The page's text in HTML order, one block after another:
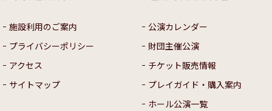
施設利用のご案内
プライバシーポリシー
アクセス
サイトマップ
公演カレンダー
財団主催公演
チケット販売情報
プレイガイド・購入案内
ホール公演一覧